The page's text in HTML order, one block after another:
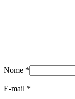
Nome *
E-mail *